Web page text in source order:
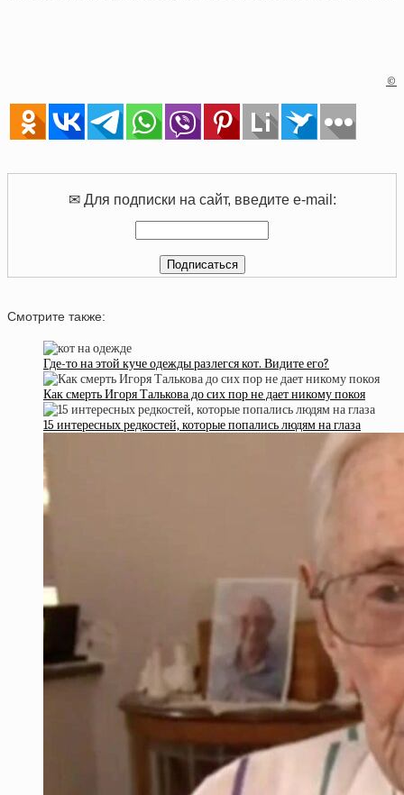
©
✉ Для подписки на сайт, введите e-mail:
Смотрите также:
Где-то на этой куче одежды разлегся кот. Видите его?
Как смерть Игоря Талькова до сих пор не дает никому покоя
15 интересных редкостей, которые попались людям на глаза